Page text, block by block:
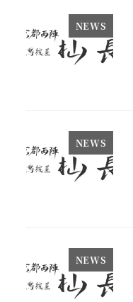
NEWS
NEWS
NEWS